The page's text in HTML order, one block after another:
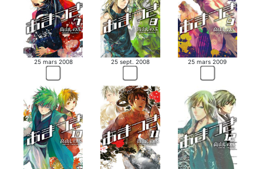
25 mars 2008 25 sept. 2008 25 mars 2009